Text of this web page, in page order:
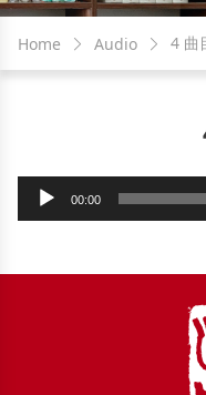
Home Audio 4 曲
Audio
Player
00:00